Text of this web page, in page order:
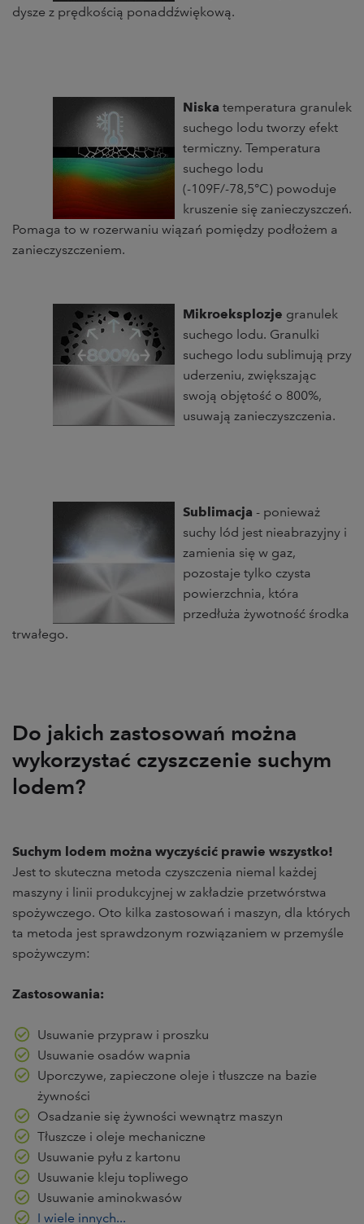
dysze z prędkością ponaddźwiękową.
Niska temperatura granulek
suchego lodu tworzy efekt
termiczny. Temperatura
suchego lodu
(-109F/-78,5°C) powoduje
kruszenie się zanieczyszczeń.
Pomaga to w rozerwaniu wiązań pomiędzy podłożem a
zanieczyszczeniem.
Mikroeksplozje granulek
suchego lodu. Granulki
suchego lodu sublimują przy
uderzeniu, zwiększając
swoją objętość o 800%,
usuwają zanieczyszczenia.
Sublimacja - ponieważ
suchy lód jest nieabrazyjny i
zamienia się w gaz,
pozostaje tylko czysta
powierzchnia, która
przedłuża żywotność środka
trwałego.
Do jakich zastosowań można
wykorzystać czyszczenie suchym
lodem?
Suchym lodem można wyczyścić prawie wszystko!
Jest to skuteczna metoda czyszczenia niemal każdej
maszyny i linii produkcyjnej w zakładzie przetwórstwa
spożywczego. Oto kilka zastosowań i maszyn, dla których
ta metoda jest sprawdzonym rozwiązaniem w przemyśle
spożywczym:
Zastosowania:
Usuwanie przypraw i proszku
Usuwanie osadów wapnia
Uporczywe, zapieczone oleje i tłuszcze na bazie
żywności
Osadzanie się żywności wewnątrz maszyn
Tłuszcze i oleje mechaniczne
Usuwanie pyłu z kartonu
Usuwanie kleju topliwego
Usuwanie aminokwasów
I wiele innych...